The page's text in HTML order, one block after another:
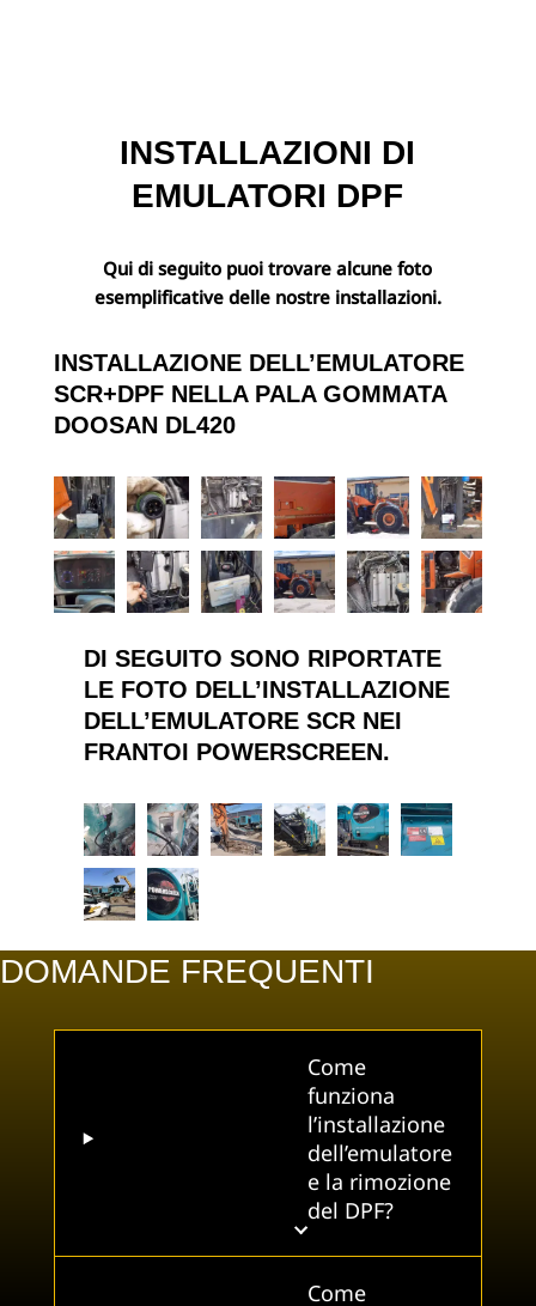
INSTALLAZIONI DI
EMULATORI DPF
Qui di seguito puoi trovare alcune foto
esemplificative delle nostre installazioni.
INSTALLAZIONE DELL’EMULATORE
SCR+DPFNELLA PALA GOMMATA
DOOSAN DL420
DI SEGUITO SONO RIPORTATE
LE FOTO DELL’INSTALLAZIONE
DELL’EMULATORE SCRNEI
FRANTOI POWERSCREEN.
DOMANDE FREQUENTI
Come
funziona
l’installazione
dell’emulatore
e la rimozione
del DPF?
Come